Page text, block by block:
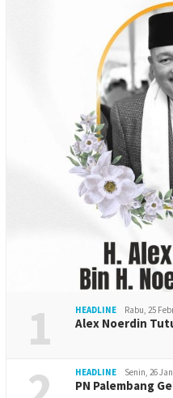
1 HEADLINE Rabu, 25
Alex Noerdin
HEADLINE Senin, 26
PN Palembang